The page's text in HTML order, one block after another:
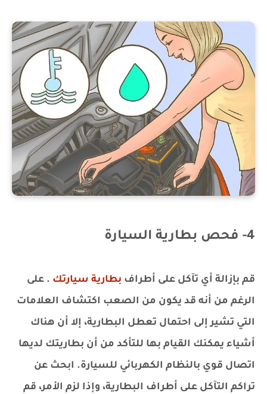
4- فحص بطارية السيارة
قم بإزالة أي تآكل على أطراف بطارية سيارتك . على
الرغم من أنه قد يكون من الصعب اكتشاف العلامات
التي تشير إلى احتمال تعطل البطارية، إلا أن هناك
أشياء يمكنك القيام بها للتأكد من أن بطاريتك لديها
اتصال قوي بالنظام الكهربائي للسيارة. ابحث عن
تراكم التآكل على أطراف البطارية، وإذا لزم الأمر، قم